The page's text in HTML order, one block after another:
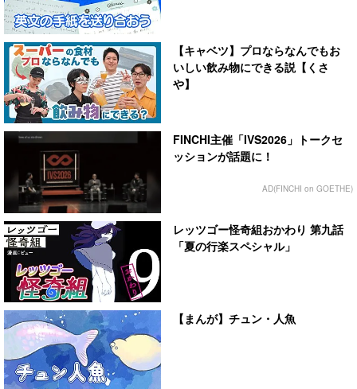
【キャベツ】プロならなんでもお
いしい飲み物にできる説【くさ
や】
FINCHI主催「IVS2026」トークセ
ッションが話題に！
AD(FINCHI on GOETHE)
レッツゴー怪奇組おかわり 第九話
「夏の行楽スペシャル」
【まんが】チュン・人魚